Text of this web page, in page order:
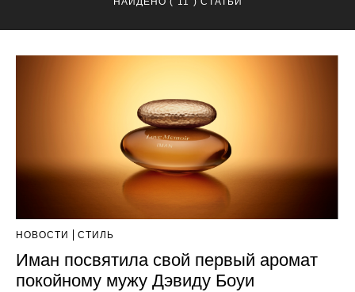
НОВОСТИ СТИЛЬ
Иман посвятила свой первый аромат
покойному мужу Дэвиду Боуи